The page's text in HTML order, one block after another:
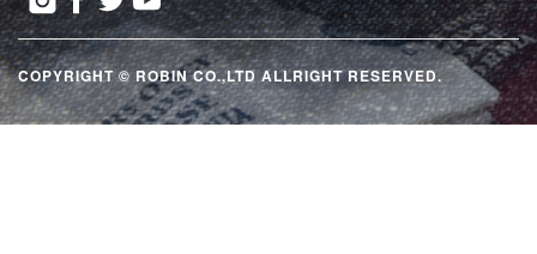
COPYRIGHT © ROBIN CO.,LTD ALLRIGHT RESERVED.